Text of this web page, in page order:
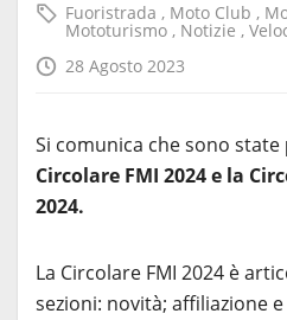
Fuoristrada , Moto Club ,
Mototurismo , Notizie ,
28 Agosto 2023
Si comunica che sono state
Circolare FMI 2024 e la
2024.
La Circolare FMI 2024 è
sezioni: novità; affiliazione